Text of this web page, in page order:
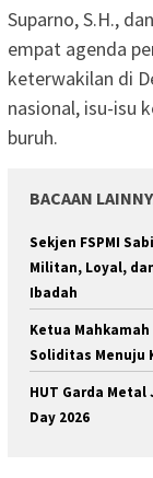
Suparno, S.H.,
empat agenda
keterwakilan di
nasional, isu-isu
buruh.
BACAAN
Sekjen FSPMI
Militan, Loyal,
Ibadah
Ketua
Soliditas Menuju
HUT Garda
Day 2026